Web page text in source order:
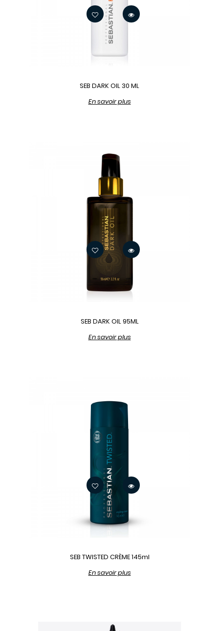
SEB DARK OIL 30 ML
En savoir plus
SEB DARK OIL 95ML
En savoir plus
SEB TWISTED CRÈME 145ml
En savoir plus